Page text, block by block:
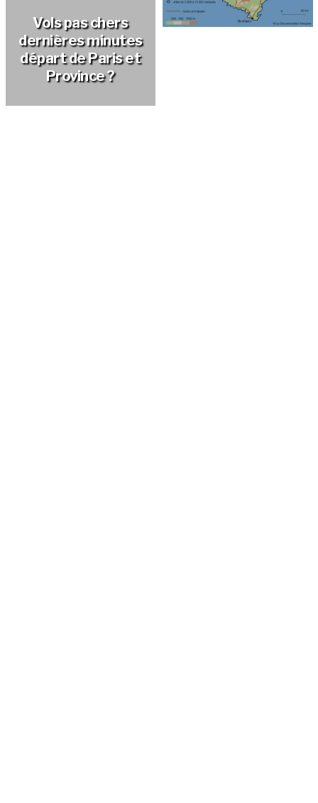
Vols pas chers
dernières minutes
départ de Paris et
Province ?